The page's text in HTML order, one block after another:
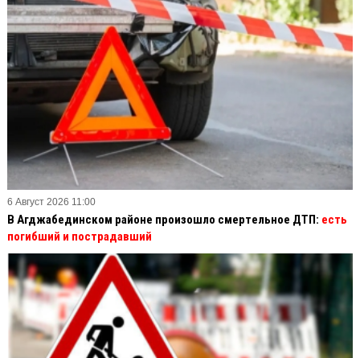
6 Август 2026 11:00
В Агджабединском районе произошло смертельное ДТП: есть
погибший и пострадавший